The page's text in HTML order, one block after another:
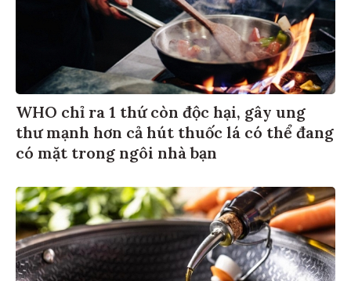
WHO chỉ ra 1 thứ còn độc hại, gây ung
thư mạnh hơn cả hút thuốc lá có thể đang
có mặt trong ngôi nhà bạn